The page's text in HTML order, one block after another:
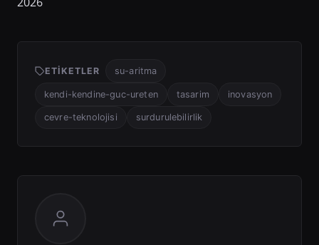
ETIKETLER su-aritma
kendi-kendine-guc-ureten tasarim inovasyon
cevre-teknolojisi surdurulebilirlik